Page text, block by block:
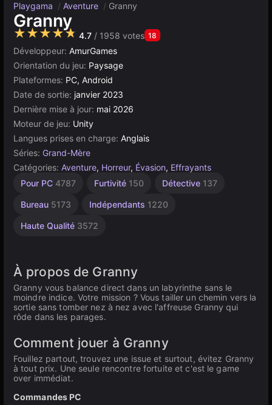
Playgama / Aventure / Granny
Granny
★★★★★ 4.7 / 1958 votes 18
Développeur: AmurGames
Orientation du jeu: Paysage
Plateformes: PC, Android
Date de sortie: janvier 2023
Dernière mise à jour: mai 2026
Moteur de jeu: Unity
Langues prises en charge: Anglais
Séries: Grand-Mère
Catégories: Aventure, Horreur, Évasion, Effrayants
Pour PC 4787 Furtivité 150 Détective 137
Bureau 5173 Indépendants 1220
Haute Qualité 3572
Russes
Navigateur
Unity
ligne
À propos de Granny
Granny vous balance direct dans un labyrinthe sans le
moindre indice. Votre mission ? Vous tailler un chemin vers la
sortie sans tomber nez à nez avec l'affreuse Granny qui
rôde dans les parages.
Comment jouer à Granny
Fouillez partout, trouvez une issue et surtout, évitez Granny
à tout prix. Une seule rencontre fortuite et c'est le game
over immédiat.
Commandes PC